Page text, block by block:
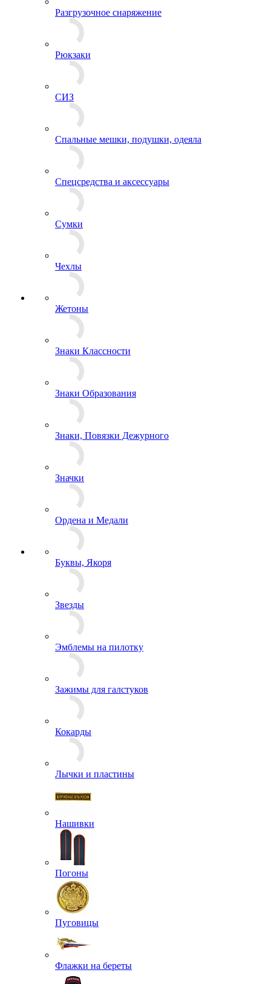
Подсумки
Разгрузочное снаряжение
Рюкзаки
СИЗ
Спальные мешки, подушки, одеяла
Спецсредства и аксессуары
Сумки
Чехлы
Жетоны
Знаки Классности
Знаки Образования
Знаки, Повязки Дежурного
Значки
Ордена и Медали
Буквы, Якоря
Звезды
Эмблемы на пилотку
Зажимы для галстуков
Лычки и пластины
Нашивки
Погоны
Пуговицы